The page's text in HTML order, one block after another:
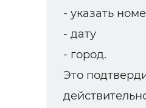
- указать
- дату
- город.
Это